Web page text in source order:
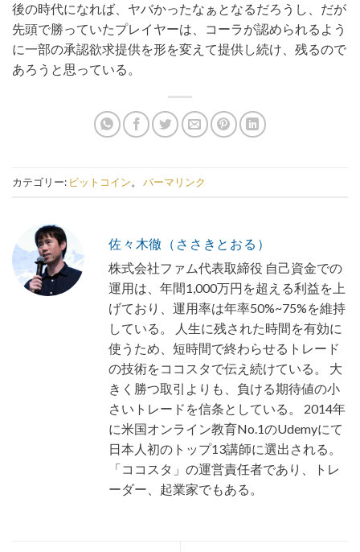
後の時代になれば、ヤバかったなぁとなるだろうし、だが
先頭で勝っていたプレイヤーは、コーラが認められるよう
に一部の承認欲求提供を形を変えて提供し続け、残るので
あろうと思っている。
カテゴリー: ビットコイン。 パーマリンク
佐々木徹（ささきとおる）
株式会社ファム代表取締役 自己資金での
運用は、年間1,000万円を超える利益を上
げており、運用率は年率50%~75%を維持
している。 人生に残された時間を有効に
使うため、短時間で終わらせるトレード
の技術をココスタで伝え続けている。 大
きく勝つ取引よりも、負ける期待値の小
さいトレードを信条としている。 2014年
に米国オンライン教育No.1のUdemyにて
日本人初のトップ13講師に選出される。
「ココスタ」の運営責任者であり、トレ
ーダー、起業家でもある。